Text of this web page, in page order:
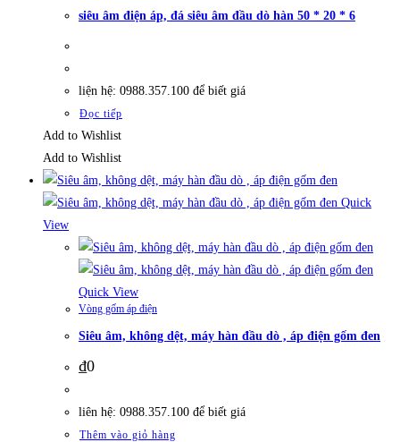
siêu âm điện áp, đá siêu âm đầu dò hàn 50 * 20 * 6
liện hệ: 0988.357.100 để biết giá
Đọc tiếp
Add to Wishlist
Add to Wishlist
Quick
View
Quick View
Vòng gốm áp điện
Siêu âm, không dệt, máy hàn đầu dò , áp điện gốm đen
₫0
liên hệ: 0988.357.100 để biết giá
Thêm vào giỏ hàng